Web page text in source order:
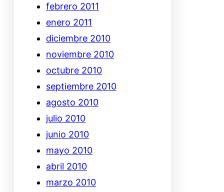
febrero 2011
enero 2011
diciembre 2010
noviembre 2010
octubre 2010
septiembre 2010
agosto 2010
julio 2010
junio 2010
mayo 2010
abril 2010
marzo 2010